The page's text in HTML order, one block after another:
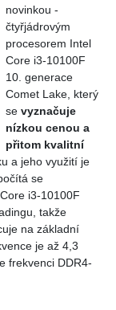
novinkou -
čtyřjádrovým
procesorem Intel
Core i3-10100F
10. generace
Comet Lake, který
se vyznačuje
nízkou cenou a
přitom kvalitní
a jeho využití je
se
i3-10100F
takže
na základní
je až 4,3
frekvenci DDR4-